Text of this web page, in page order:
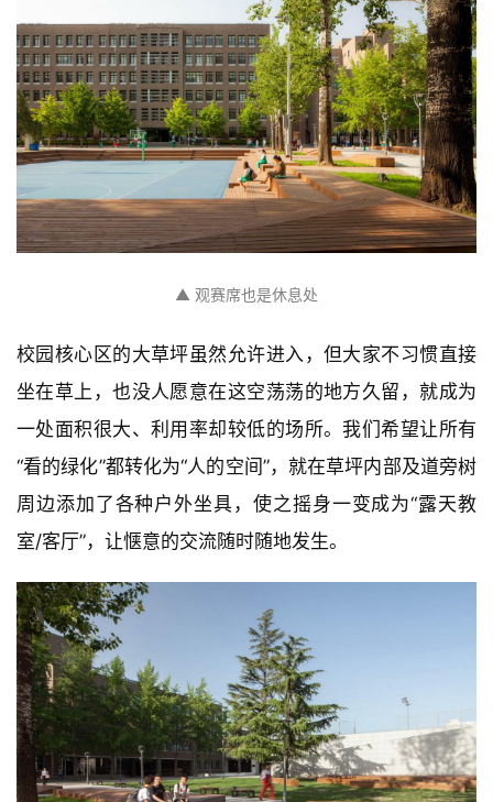
建
筑
设
计
室
内
设
计
城
市
▲ 观赛席也是休息处
校园核心区的大草坪虽然允许进入，但大家不习惯直接
坐在草上，也没人愿意在这空荡荡的地方久留，就成为
一处面积很大、利用率却较低的场所。我们希望让所有
“看的绿化”都转化为“人的空间”，就在草坪内部及道旁树
周边添加了各种户外坐具，使之摇身一变成为“露天教
室/客厅”，让惬意的交流随时随地发生。